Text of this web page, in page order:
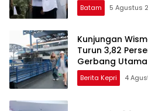
Batam 5 Agustus
Kunjungan
Turun 3,82
Gerbang
Mancanegara
Berita Kepri 4